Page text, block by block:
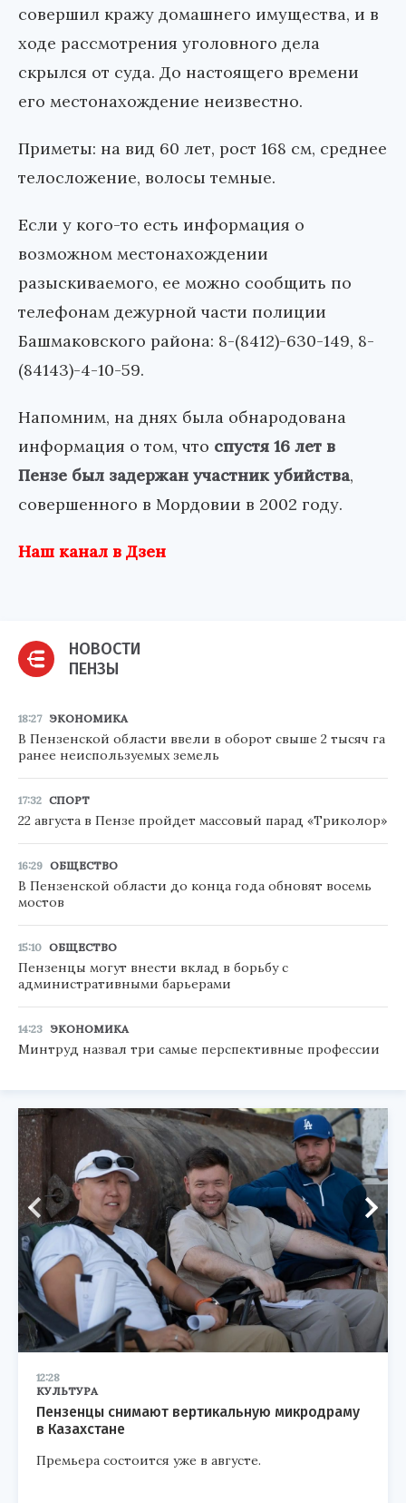
совершил кражу домашнего имущества, и в
ходе рассмотрения уголовного дела
скрылся от суда. До настоящего времени
его местонахождение неизвестно.
Приметы: на вид 60 лет, рост 168 см, среднее
телосложение, волосы темные.
Если у кого-то есть информация о
возможном местонахождении
разыскиваемого, ее можно сообщить по
телефонам дежурной части полиции
Башмаковского района: 8-(8412)-630-149, 8-
(84143)-4-10-59.
Напомним, на днях была обнародована
информация о том, что спустя 16 лет в
Пензе был задержан участник убийства,
совершенного в Мордовии в 2002 году.
Наш канал в Дзен
НОВОСТИ
ПЕНЗЫ
18:27 ЭКОНОМИКА
В Пензенской области ввели в оборот свыше 2 тысяч га
ранее неиспользуемых земель
17:32 СПОРТ
22 августа в Пензе пройдет массовый парад «Триколор»
16:29 ОБЩЕСТВО
В Пензенской области до конца года обновят восемь
мостов
15:10 ОБЩЕСТВО
Пензенцы могут внести вклад в борьбу с
административными барьерами
14:23 ЭКОНОМИКА
Минтруд назвал три самые перспективные профессии
12:28
КУЛЬТУРА
Пензенцы снимают вертикальную микродраму
в Казахстане
Премьера состоится уже в августе.